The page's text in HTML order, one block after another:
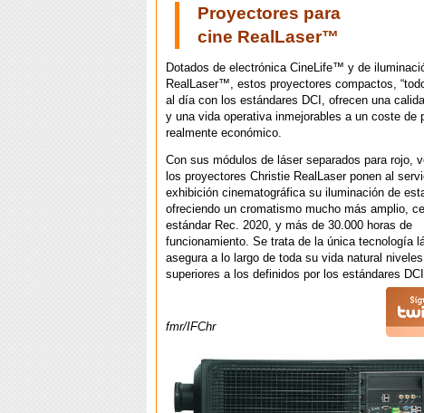
Proyectores para
cine RealLaser™
Dotados de electrónica CineLife™ y de
RealLaser™, estos proyectores compactos,
al día con los estándares DCI, ofrecen una
y una vida operativa inmejorables a un coste de
realmente económico.
Con sus módulos de láser separados para rojo,
los proyectores Christie RealLaser ponen al
exhibición cinematográfica su iluminación de
ofreciendo un cromatismo mucho más amplio,
estándar Rec. 2020, y más de 30.000 horas de
funcionamiento. Se trata de la única tecnología
asegura a lo largo de toda su vida natural
superiores a los definidos por los estándares
fmr/IFChr